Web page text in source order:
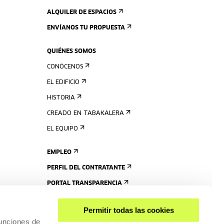
de
Permitir todas las cookies
ALQUILER DE ESPACIOS
ENVÍANOS TU PROPUESTA
QUIÉNES SOMOS
CONÓCENOS
EL EDIFICIO
HISTORIA
CREADO EN TABAKALERA
EL EQUIPO
EMPLEO
PERFIL DEL CONTRATANTE
PORTAL TRANSPARENCIA